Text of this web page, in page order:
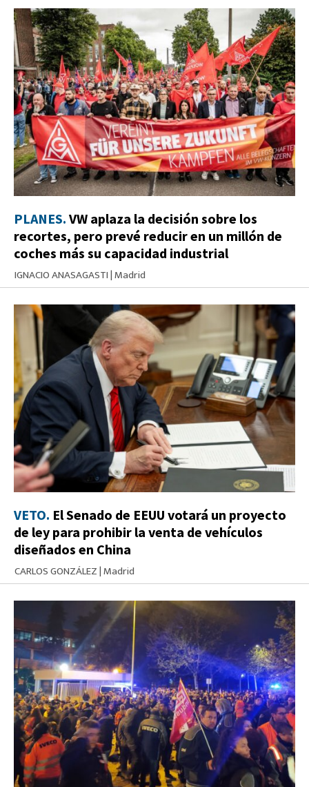
PLANES. VW aplaza la decisión sobre los
recortes, pero prevé reducir en un millón de
coches más su capacidad industrial
IGNACIO ANASAGASTI|Madrid
VETO. El Senado de EEUU votará un proyecto
de ley para prohibir la venta de vehículos
diseñados en China
CARLOS GONZÁLEZ|Madrid